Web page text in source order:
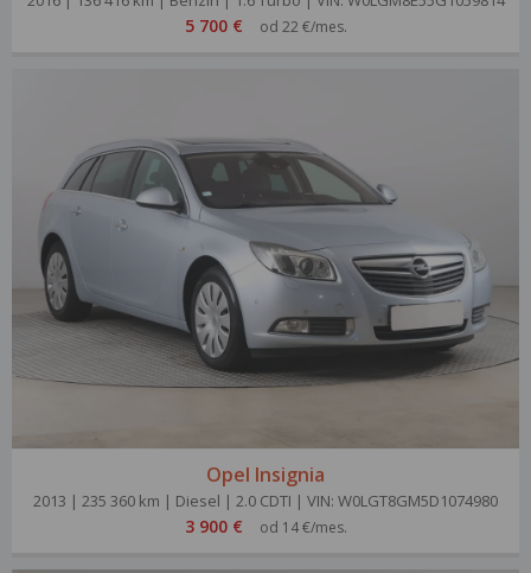
5 700 € od 22 €/mes.
Opel Insignia
2013 | 235 360 km | Diesel | 2.0 CDTI | VIN: W0LGT8GM5D1074980
3 900 € od 14 €/mes.